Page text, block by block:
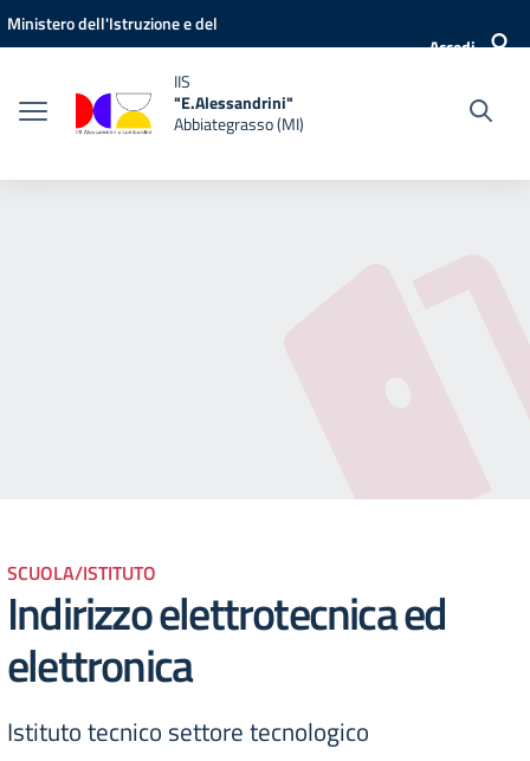
Vai ai contenuti
Vai al menu di navigazione
Vai al footer
Ministero dell'Istruzione e del
Accedi
IIS
"E.Alessandrini"
Abbiategrasso (MI)
SCUOLA/ISTITUTO
Indirizzo elettrotecnica ed
elettronica
Istituto tecnico settore tecnologico